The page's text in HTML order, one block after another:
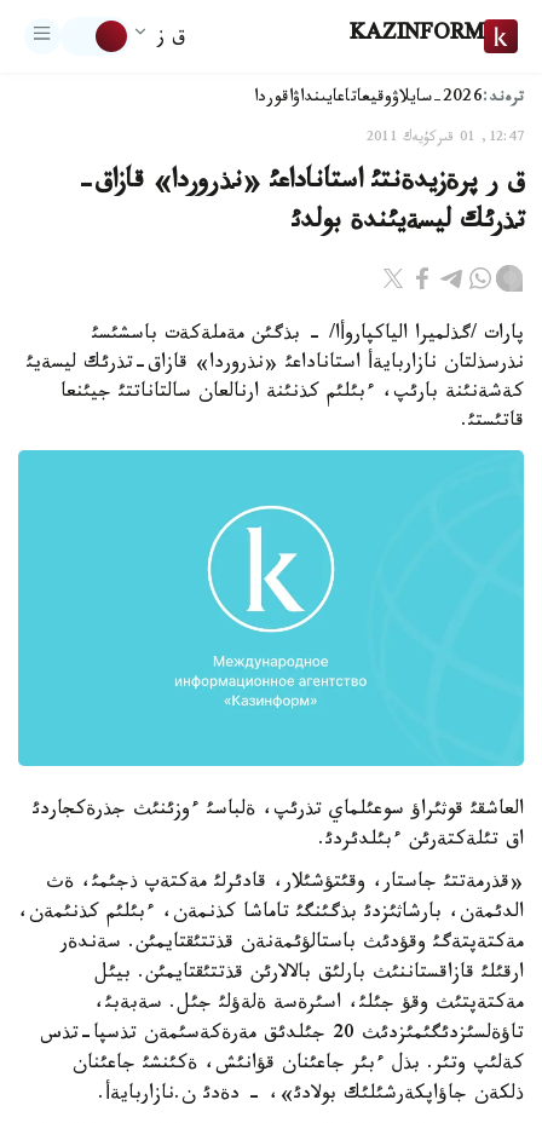
KAZINFORM ق ز
ترەند:2026-سايلاۋ وقيعاتاعايىنداۋاقوردا
12:47, 01 قىركۇيەك 2011
ق ر پرةزيدةنتئ استاناداعئ «نذروردا» قازاق-
تذرئك ليسةيئندة بولدئ
پارات /گذلميرا الياكپاروأا/ - بذگئن مةملةكةت باسشئسئ
نذرسذلتان نازاربايةأ استاناداعئ «نذروردا» قازاق-تذرئك ليسةيئ
كةشةنئنة بارئپ، ءبئلئم كذنئنة ارنالعان سالتاناتتئ جيئنعا
قاتئستئ.
العاشقئ قوثئراؤ سوعئلماي تذرئپ، ةلباسئ ءوزئنئث جذرةكجاردئ
اق تئلةكتةرئن ءبئلدئردئ.
«قذرمةتتئ جاستار، وقئتؤشئلار، قادئرلئ مةكتةپ ذجئمئ، ةث
الدئمةن، بارشاثئزدئ بذگئنگئ تاماشا كذنمةن، ءبئلئم كذنئمةن،
مةكتةپتةگئ وقؤدئث باستالؤئمةنةن قذتتئقتايمئن. سةندةر
ارقئلئ قازاقستاننئث بارلئق بالالارئن قذتتئقتايمئن. بيئل
مةكتةپتئث وقؤ جئلئ، اسئرةسة ةلةؤلئ جئل. سةبةبئ،
تاؤةلسئزدئگئمئزدئث 20 جئلدئق مةرةكةسئمةن تذسپا-تذس
كةلئپ وتئر. بذل ءبئر جاعئنان قؤانئش، ةكئنشئ جاعئنان
ذلكةن جاؤاپكةرشئلئك بولادئ»، - دةدئ ن.نازاربايةأ.